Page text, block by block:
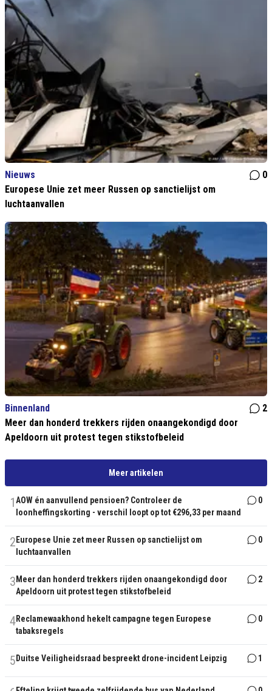
Nieuws
0
Europese Unie zet meer Russen op sanctielijst om
luchtaanvallen
Binnenland
2
Meer dan honderd trekkers rijden onaangekondigd door
Apeldoorn uit protest tegen stikstofbeleid
Meer artikelen
1AOW én aanvullend pensioen? Controleer de
loonheffingskorting - verschil loopt op tot €296,33 per maand
0
2 Europese Unie zet meer Russen op sanctielijst om
luchtaanvallen
0
3 Meer dan honderd trekkers rijden onaangekondigd door
Apeldoorn uit protest tegen stikstofbeleid
2
4Reclamewaakhond hekelt campagne tegen Europese
tabaksregels
0
5 Duitse Veiligheidsraad bespreekt drone-incident Leipzig 1